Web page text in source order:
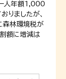
人年額1,000
りましたが、
森林環境税が
額に増減は